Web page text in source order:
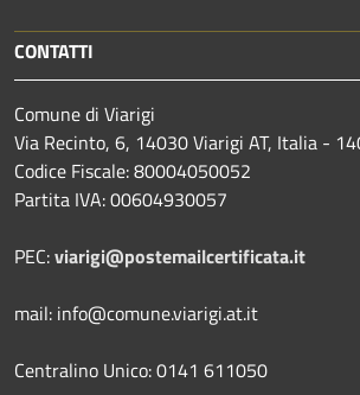
CONTATTI
Comune di Viarigi
Via Recinto, 6, 14030 Viarigi AT, Italia -
Codice Fiscale: 80004050052
Partita IVA: 00604930057
PEC:viarigi@postemailcertificata.it
mail: info@comune.viarigi.at.it
Centralino Unico: 0141 611050